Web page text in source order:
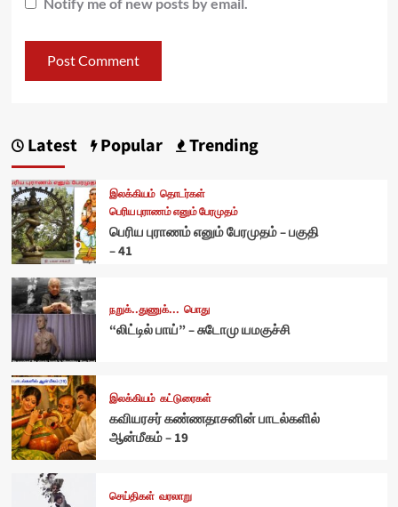
Latest Popular Trending
இலக்கியம் தொடர்கள்
பெரிய புராணம் எனும் பேரமுதம்
பெரிய புராணம் எனும் பேரமுதம் – பகுதி
– 41
நறுக்..துணுக்... பொது
“லிட்டில் பாய்” – சுடோமு யமகுச்சி
இலக்கியம் கட்டுரைகள்
கவியரசர் கண்ணதாசனின் பாடல்களில்
ஆன்மீகம் – 19
செய்திகள் வரலாறு